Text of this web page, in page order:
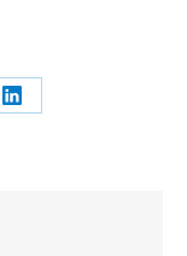
Share